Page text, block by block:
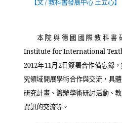
【文/教科書發展中心 王立心】
本院與德國國際教科書
Institute for International
2012年11月2日簽署合作備忘錄
究領域開展學術合作與交流，具
研究計畫、籌辦學術研討活動、
資訊的交流等。